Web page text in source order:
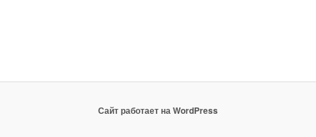
Сайт работает на WordPress